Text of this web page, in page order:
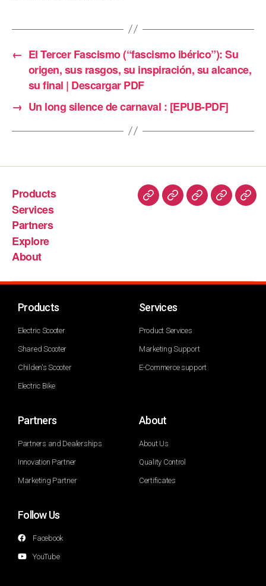
← El Tercer Fascismo (“fascismo ibérico”): Su
origen, sus rasgos, su inspiración, su alcance,
su final | Descargar PDF
→ Un long silence de carnaval : [EPUB-PDF]
Products
Services
Partners
Explore
About
Products
Electric Scooter
Shared Scooter
Childen's Scooter
Electric Bike
Services
Product Services
Marketing Support
E-Commerce support
Partners
Partners and Dealerships
Innovation Partner
Marketing Partner
About
About Us
Quality Control
Certificates
Follow Us
Facebook
YouTube